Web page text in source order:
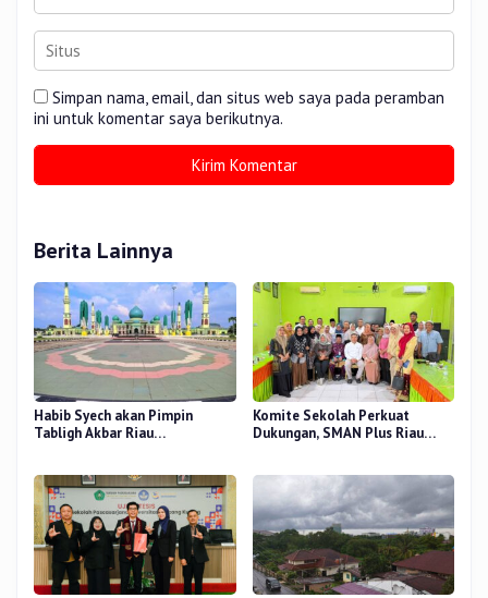
Simpan nama, email, dan situs web saya pada peramban
ini untuk komentar saya berikutnya.
Berita Lainnya
Habib Syech akan Pimpin
Tabligh Akbar Riau
Komite Sekolah Perkuat
Dukungan, SMAN Plus Riau